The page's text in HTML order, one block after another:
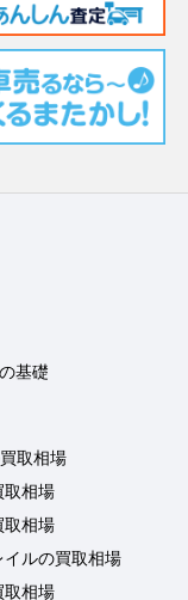
基礎
取相場
取相場
取相場
イルの買取相場
取相場